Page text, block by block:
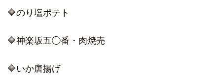
🔶のり塩ポテト
🔶神楽坂五◯番・肉焼売
🔶いか唐揚げ